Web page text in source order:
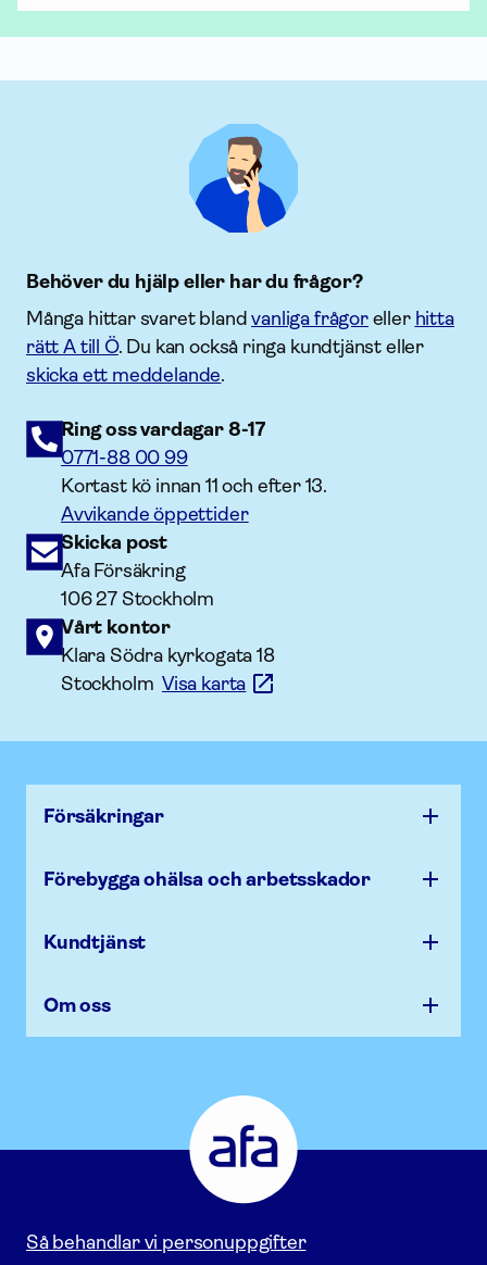
Behöver du hjälp eller har du frågor?
Många hittar svaret blandvanliga frågoreller hitta
rätt A till Ö. Du kan också ringa kundtjänst eller
skicka ett meddelande.
Ring oss vardagar 8-17
0771-88 00 99
Kortast kö innan 11 och efter 13.
Avvikande öppettider
Skicka post
Afa Försäkring
106 27 Stockholm
Vårt kontor
Klara Södra kyrkogata 18
StockholmVisa karta
Försäk­ringar
Förebygga ohälsa och arbets­skador
Kundtjänst
Om oss
Försäkring
Gå
till
startsidan
Så behandlar vi personuppgifter